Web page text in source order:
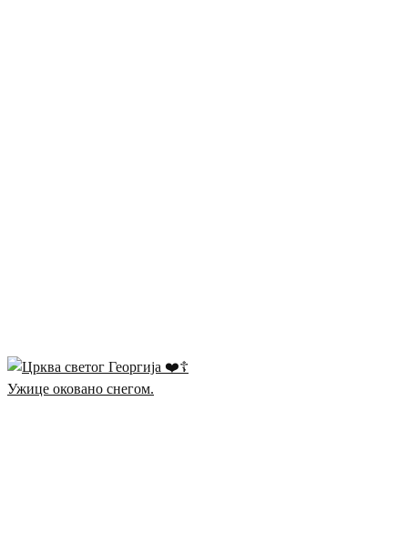
Ужице оковано снегом.